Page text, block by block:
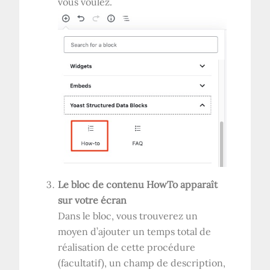
Le bloc de contenu HowTo apparaît
sur votre écran
Dans le bloc, vous trouverez un
moyen d’ajouter un temps total de
réalisation de cette procédure
(facultatif), un champ de description,